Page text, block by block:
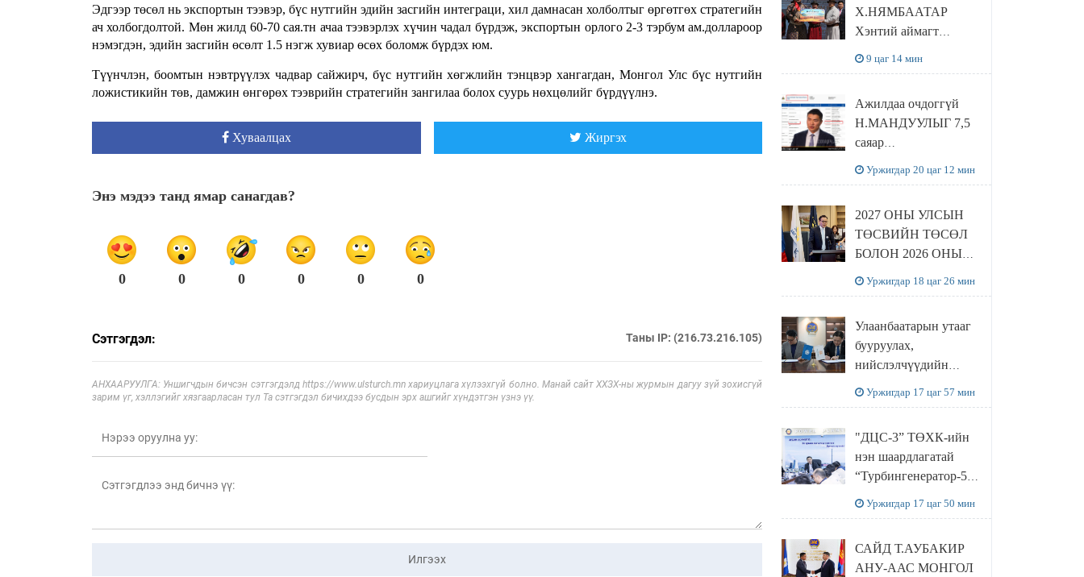
Эдгээр төсөл нь экспортын тээвэр, бүс нутгийн эдийн засгийн интеграци, хил дамнасан холболтыг өргөтгөх стратегийн
ач холбогдолтой. Мөн жилд 60-70 сая.тн ачаа тээвэрлэх хүчин чадал бүрдэж, экспортын орлого 2-3 тэрбум ам.доллароор
нэмэгдэн, эдийн засгийн өсөлт 1.5 нэгж хувиар өсөх боломж бүрдэх юм.
Түүнчлэн, боомтын нэвтрүүлэх чадвар сайжирч, бүс нутгийн хөгжлийн тэнцвэр хангагдан, Монгол Улс бүс нутгийн
ложистикийн төв, дамжин өнгөрөх тээврийн стратегийн зангилаа болох суурь нөхцөлийг бүрдүүлнэ.
Хуваалцах Жиргэх
Энэ мэдээ танд ямар санагдав?
0 0 0 0 0 0
Сэтгэгдэл: Таны IP: (216.73.216.105)
АНХААРУУЛГА: Уншигчдын бичсэн сэтгэгдэлд https://www.ulsturch.mn хариуцлага хүлээхгүй болно. Манай сайт ХХЗХ-ны журмын дагуу зүй зохисгүй
зарим үг, хэллэгийг хязгаарласан тул Та сэтгэгдэл бичихдээ бусдын эрх ашгийг хүндэтгэн үзнэ үү.
Илгээх
Х.НЯМБААТАР
Хэнтий аймагт
9 цаг 14 мин
Ажилдаа очдоггүй
Н.МАНДУУЛЫГ 7,5
саяар
Уржигдар 20 цаг 12 мин
2027 ОНЫ УЛСЫН
ТӨСВИЙН ТӨСӨЛ
БОЛОН 2026 ОНЫ
НИЙТИЙН
ХЭЛЭЛЦҮҮЛЭГ
БОЛЛОО
Уржигдар 18 цаг 26 мин
Улаанбаатарын утааг
бууруулах,
нийслэлчүүдийн
баялгийн сан нэгдэл”
ХХК-тай хамтран
хэрэгжүүлнэ
Уржигдар 17 цаг 57 мин
"ДЦС-3” ТӨХК-ийн
нэн шаардлагатай
“Турбингенератор-5”-
Уржигдар 17 цаг 50 мин
САЙД Т.АУБАКИР
АНУ-ААС МОНГОЛ